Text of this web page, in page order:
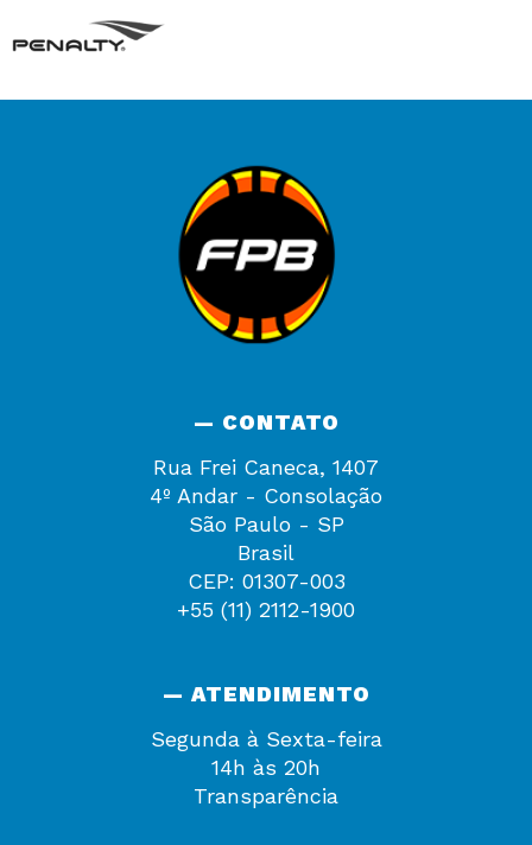
— CONTATO
Rua Frei Caneca, 1407
4º Andar - Consolação
São Paulo - SP
Brasil
CEP: 01307-003
+55 (11) 2112-1900
— ATENDIMENTO
Segunda à Sexta-feira
14h às 20h
Transparência